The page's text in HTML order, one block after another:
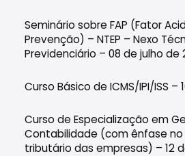
Seminário sobre FAP (Fator
Prevenção) – NTEP – Nexo
Previdenciário – 08 de julho de
Curso Básico de ICMS/IPI/ISS –
Curso de Especialização em
Contabilidade (com ênfase
tributário das empresas) – 12